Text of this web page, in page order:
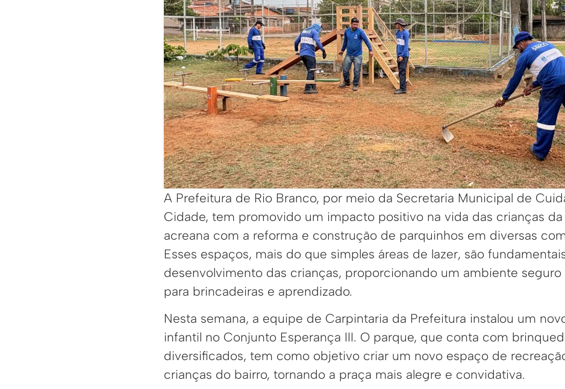
A Prefeitura de Rio Branco, por meio da Secretaria Municipal de
Cidade, tem promovido um impacto positivo na vida das crianças
acreana com a reforma e construção de parquinhos em diversas
Esses espaços, mais do que simples áreas de lazer, são
desenvolvimento das crianças, proporcionando um ambiente
para brincadeiras e aprendizado.
Nesta semana, a equipe de Carpintaria da Prefeitura instalou um
infantil no Conjunto Esperança III. O parque, que conta com
diversificados, tem como objetivo criar um novo espaço de
crianças do bairro, tornando a praça mais alegre e convidativa.